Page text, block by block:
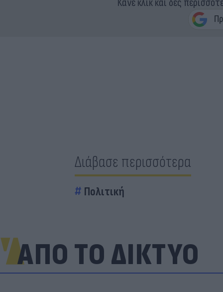
Κάνε κλικ και δες
Διάβασε περισσότερα
Πολιτική
ΑΠΟ ΤΟ ΔΙΚΤΥΟ